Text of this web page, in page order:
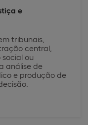
e
tribunais,
central,
ou
análise de
e produção de